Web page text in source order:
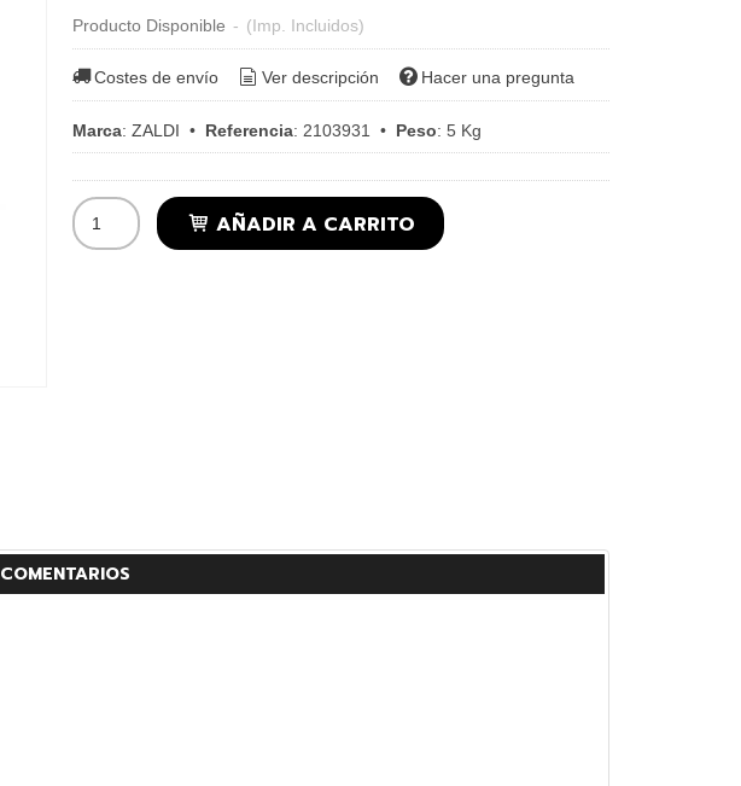
Producto Disponible - (Imp. Incluidos)
Costes de envío Ver descripción Hacer una pregunta
Marca: ZALDI • Referencia: 2103931 • Peso: 5 Kg
AÑADIR A CARRITO
COMENTARIOS